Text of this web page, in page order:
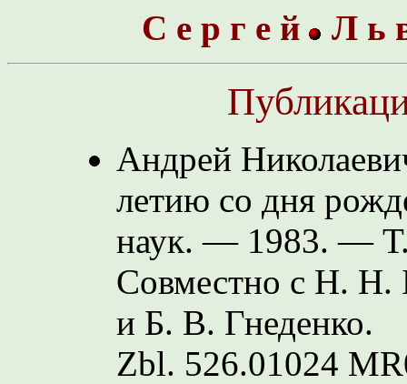
С е р г е й Л ь
Андрей
летию со дня
наук. — 1983. —
Совместно с Н. Н.
и Б. В. Гнеденко.
Zbl. 526.01024